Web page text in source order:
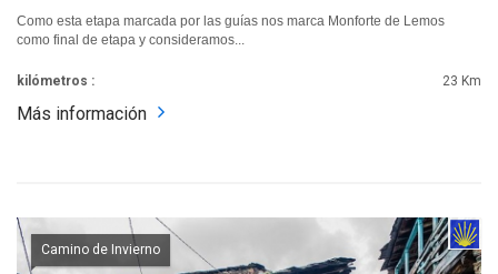
Como esta etapa marcada por las guías nos marca Monforte de Lemos
como final de etapa y consideramos...
kilómetros : 23 Km
Más información
Camino de Invierno